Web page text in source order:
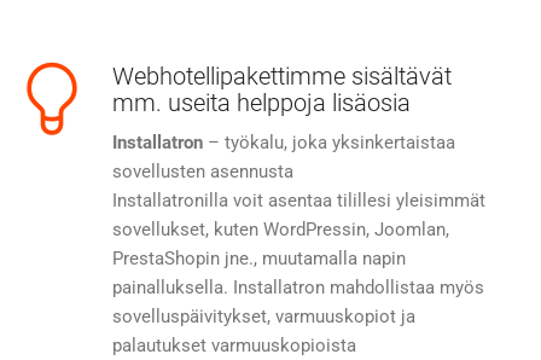
Webhotellipakettimme sisältävät
mm. useita helppoja lisäosia
Installatron – työkalu, joka yksinkertaistaa
sovellusten asennusta
Installatronilla voit asentaa tilillesi yleisimmät
sovellukset, kuten WordPressin, Joomlan,
PrestaShopin jne., muutamalla napin
painalluksella. Installatron mahdollistaa myös
sovelluspäivitykset, varmuuskopiot ja
palautukset varmuuskopioista